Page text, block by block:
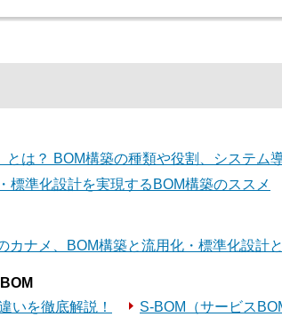
とは？ BOM構築の種類や役割、システム
標準化設計を実現するBOM構築のススメ
カナメ、BOM構築と流用化・標準化設計
いを徹底解説！
S-BOM（サービス